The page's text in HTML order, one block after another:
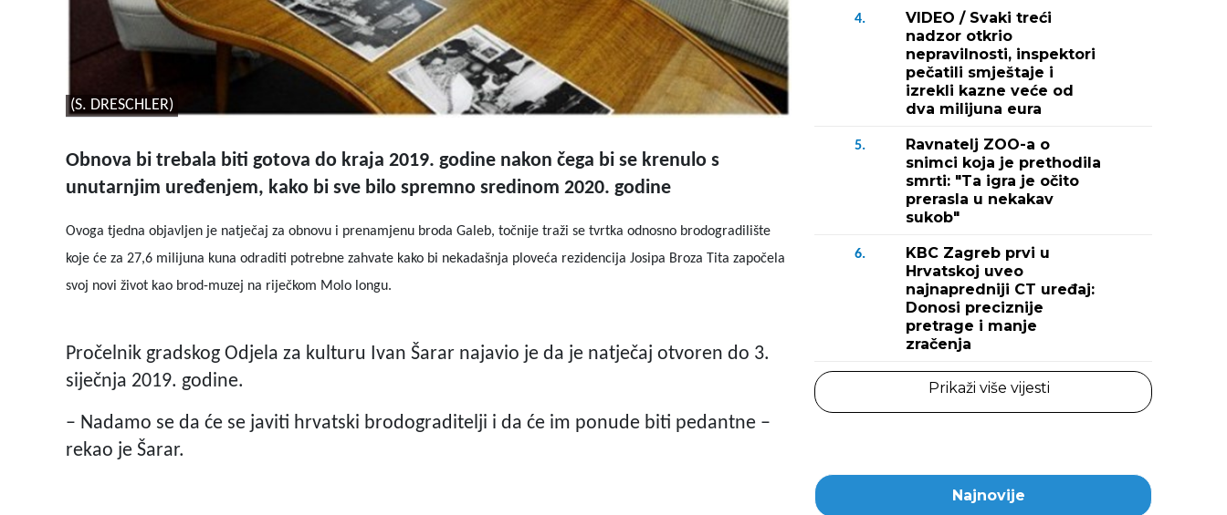
(S. DRESCHLER)
Obnova bi trebala biti gotova do kraja 2019. godine nakon čega bi se krenulo s
unutarnjim uređenjem, kako bi sve bilo spremno sredinom 2020. godine
Ovoga tjedna objavljen je natječaj za obnovu i prenamjenu broda Galeb, točnije traži se tvrtka odnosno brodogradilište
koje će za 27,6 milijuna kuna odraditi potrebne zahvate kako bi nekadašnja ploveća rezidencija Josipa Broza Tita započela
svoj novi život kao brod-muzej na riječkom Molo longu.
Pročelnik gradskog Odjela za kulturu Ivan Šarar najavio je da je natječaj otvoren do 3.
siječnja 2019. godine.
– Nadamo se da će se javiti hrvatski brodograditelji i da će im ponude biti pedantne –
rekao je Šarar.
4.
VIDEO / Svaki treći
nadzor otkrio
nepravilnosti, inspektori
pečatili smještaje i
izrekli kazne veće od
dva milijuna eura
5.
Ravnatelj ZOO-a o
snimci koja je prethodila
smrti: "Ta igra je očito
prerasla u nekakav
sukob"
6.
KBC Zagreb prvi u
Hrvatskoj uveo
najnapredniji CT uređaj:
Donosi preciznije
pretrage i manje
zračenja
Prikaži više vijesti
Najnovije